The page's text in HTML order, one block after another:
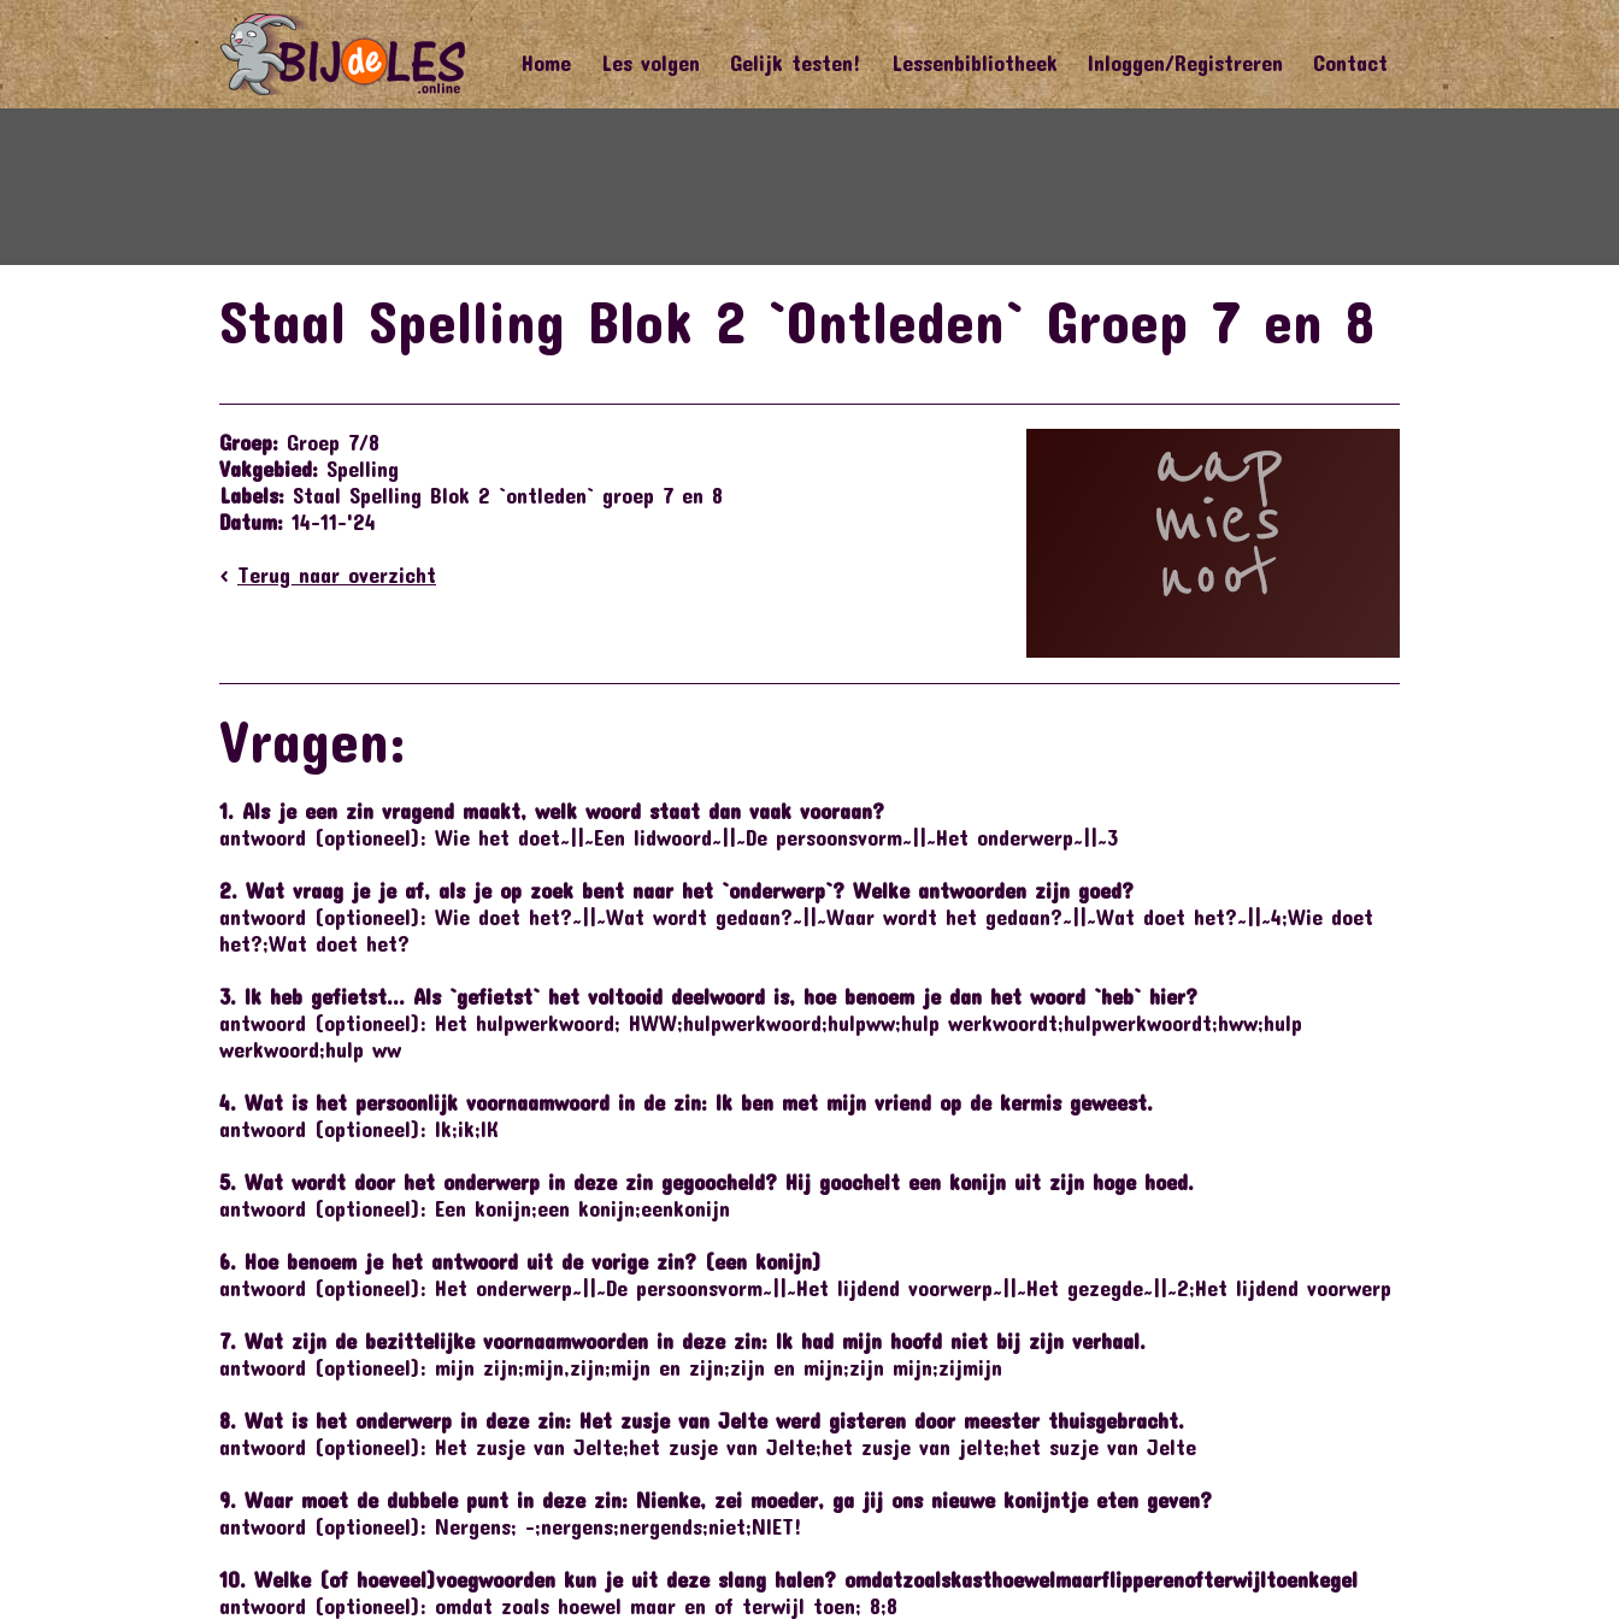
Home Les volgen Gelijk testen! Lessenbibliotheek Inloggen/Registreren Contact
Staal Spelling Blok 2 `Ontleden` Groep 7 en 8
Groep: Groep 7/8
Vakgebied: Spelling
Labels: Staal Spelling Blok 2 `ontleden` groep 7 en 8
Datum: 14-11-'24
< Terug naar overzicht
Vragen:
1. Als je een zin vragend maakt, welk woord staat dan vaak vooraan?
antwoord (optioneel): Wie het doet~||~Een lidwoord~||~De persoonsvorm~||~Het onderwerp~||~3
2. Wat vraag je je af, als je op zoek bent naar het `onderwerp`? Welke antwoorden zijn goed?
antwoord (optioneel): Wie doet het?~||~Wat wordt gedaan?~||~Waar wordt het gedaan?~||~Wat doet het?~||~4;Wie doet
het?;Wat doet het?
3. Ik heb gefietst... Als `gefietst` het voltooid deelwoord is, hoe benoem je dan het woord `heb` hier?
antwoord (optioneel): Het hulpwerkwoord; HWW;hulpwerkwoord;hulpww;hulp werkwoordt;hulpwerkwoordt;hww;hulp
werkwoord;hulp ww
4. Wat is het persoonlijk voornaamwoord in de zin: Ik ben met mijn vriend op de kermis geweest.
antwoord (optioneel): Ik;ik;IK
5. Wat wordt door het onderwerp in deze zin gegoocheld? Hij goochelt een konijn uit zijn hoge hoed.
antwoord (optioneel): Een konijn;een konijn;eenkonijn
6. Hoe benoem je het antwoord uit de vorige zin? (een konijn)
antwoord (optioneel): Het onderwerp~||~De persoonsvorm~||~Het lijdend voorwerp~||~Het gezegde~||~2;Het lijdend voorwerp
7. Wat zijn de bezittelijke voornaamwoorden in deze zin: Ik had mijn hoofd niet bij zijn verhaal.
antwoord (optioneel): mijn zijn;mijn,zijn;mijn en zijn;zijn en mijn;zijn mijn;zijmijn
8. Wat is het onderwerp in deze zin: Het zusje van Jelte werd gisteren door meester thuisgebracht.
antwoord (optioneel): Het zusje van Jelte;het zusje van Jelte;het zusje van jelte;het suzje van Jelte
9. Waar moet de dubbele punt in deze zin: Nienke, zei moeder, ga jij ons nieuwe konijntje eten geven?
antwoord (optioneel): Nergens; -;nergens;nergends;niet;NIET!
10. Welke (of hoeveel)voegwoorden kun je uit deze slang halen? omdatzoalskasthoewelmaarflipperenofterwijltoenkegel
antwoord (optioneel): omdat zoals hoewel maar en of terwijl toen; 8;8